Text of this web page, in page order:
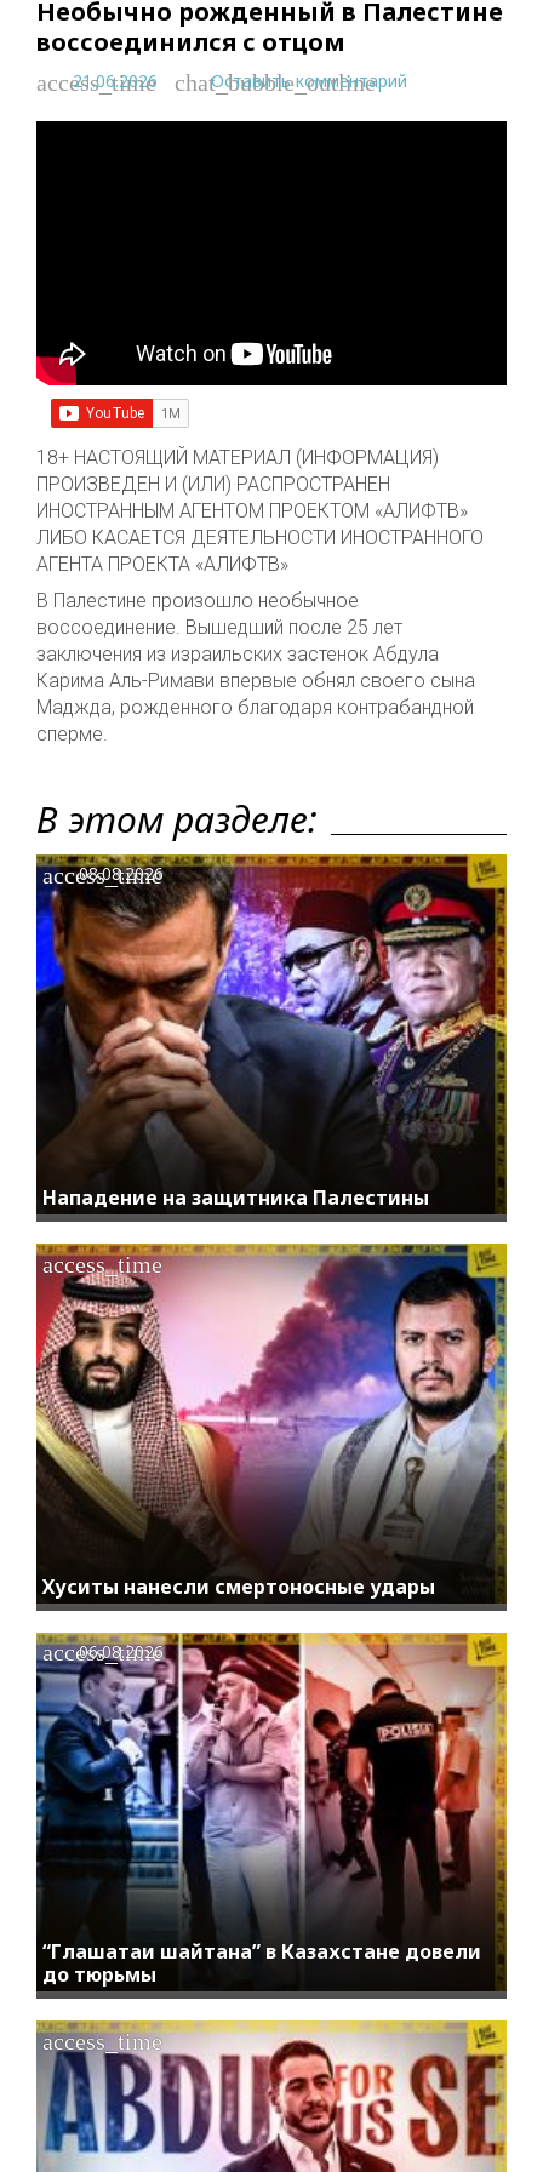
Необычно рожденный в Палестине
воссоединился с отцом
access_time
21.06.2026 chat_bubble_outline
Оставить комментарий
18+ НАСТОЯЩИЙ МАТЕРИАЛ (ИНФОРМАЦИЯ)
ПРОИЗВЕДЕН И (ИЛИ) РАСПРОСТРАНЕН
ИНОСТРАННЫМ АГЕНТОМ ПРОЕКТОМ «АЛИФТВ»
ЛИБО КАСАЕТСЯ ДЕЯТЕЛЬНОСТИ ИНОСТРАННОГО
АГЕНТА ПРОЕКТА «АЛИФТВ»
В Палестине произошло необычное
воссоединение. Вышедший после 25 лет
заключения из израильских застенок Абдула
Карима Аль-Римави впервые обнял своего сына
Маджда, рожденного благодаря контрабандной
сперме.
В этом разделе:
Нападение на защитника Палестины
access_time
08.08.2026
Хуситы нанесли смертоносные удары
access_time
“Глашатаи шайтана” в Казахстане довели
до тюрьмы
access_time
06.08.2026
access_time